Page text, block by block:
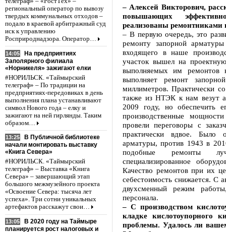
региональный оператор по вывозу
твердых коммунальных отходов –
подало в краевой арбитражный суд
иск к управлению
Росприроднадзора. Оператор…
14:05
На предприятиях
Заполярного филиала
«Норникеля» зажигают елки
#НОРИЛЬСК. «Таймырский
телеграф» – По традиции на
предприятиях-передовиках в день
выполнения плана устанавливают
символ Нового года – елку и
зажигают на ней гирлянды. Таким
образом…
13:25
В Публичной библиотеке
начали монтировать выставку
«Книга Севера»
#НОРИЛЬСК. «Таймырский
телеграф» – Выставка «Книга
Севера» – завершающий этап
большого межмузейного проекта
«Освоение Севера: тысяча лет
успеха». Три сотни уникальных
артефактов расскажут свои…
13:05
В 2020 году на Таймыре
планируется рост налоговых и
– Алексей Викторович,
повышающих
реализованы
– В первую очередь, это
ремонту запорной арматуры
входящего в наше
участок вышел на
выполняемых им ремонтов
выполняет ремонт
миллиметров. Практически
также из НТЭК к нам везут
2009 году, но обеспечить
производственные
провели переговоры с
практически вдвое. Было
арматуры, против 1943 в
подобные ремонты
специализированное
Качество ремонтов при их
себестоимость снижается. С
двухсменный режим
персонала.
– С производством
кладке кислотоупорного
проблемы. Удалось ли